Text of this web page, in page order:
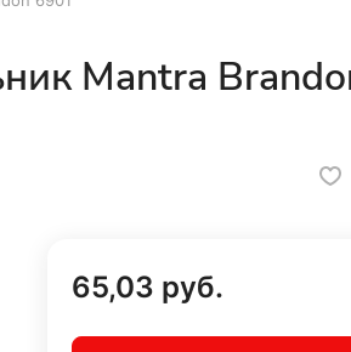
Mantra
65,03 руб.